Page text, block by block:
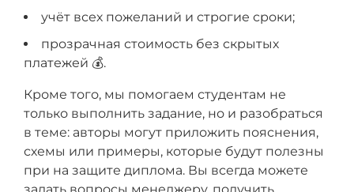
учёт всех пожеланий и строгие сроки;
прозрачная стоимость без скрытых
платежей 💰.
Кроме того, мы помогаем студентам не
только выполнить задание, но и разобраться
в теме: авторы могут приложить пояснения,
схемы или примеры, которые будут полезны
при на защите диплома. Вы всегда можете